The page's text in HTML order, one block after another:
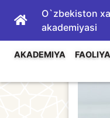
O`zbekiston
akademiyasi
AKADEMIYA